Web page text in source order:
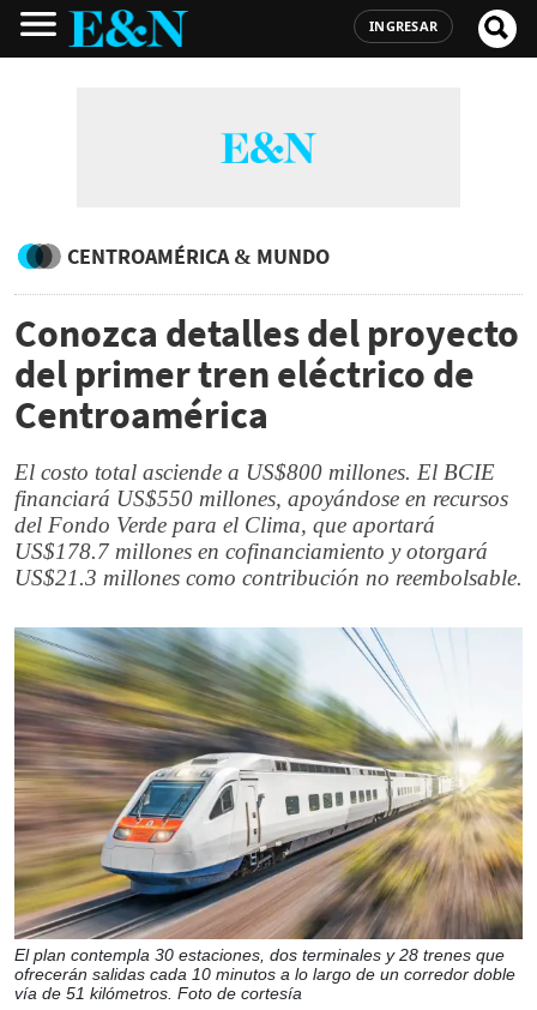
INGRESAR
CENTROAMÉRICA & MUNDO
Conozca detalles del proyecto
del primer tren eléctrico de
Centroamérica
El costo total asciende a US$800 millones. El BCIE
financiará US$550 millones, apoyándose en recursos
del Fondo Verde para el Clima, que aportará
US$178.7 millones en cofinanciamiento y otorgará
US$21.3 millones como contribución no reembolsable.
El plan contempla 30 estaciones, dos terminales y 28 trenes que
ofrecerán salidas cada 10 minutos a lo largo de un corredor doble
vía de 51 kilómetros. Foto de cortesía